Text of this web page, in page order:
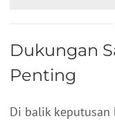
Dukungan
Penting
Di balik